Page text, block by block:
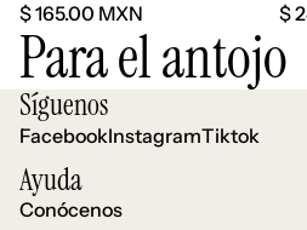
$ 165.00 MXN
$
Para el antojo
Síguenos
FacebookInstagramTiktok
Ayuda
Conócenos